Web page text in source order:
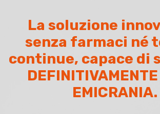
La soluzione
senza farmaci né
continue, capace di
EMICRANIA.